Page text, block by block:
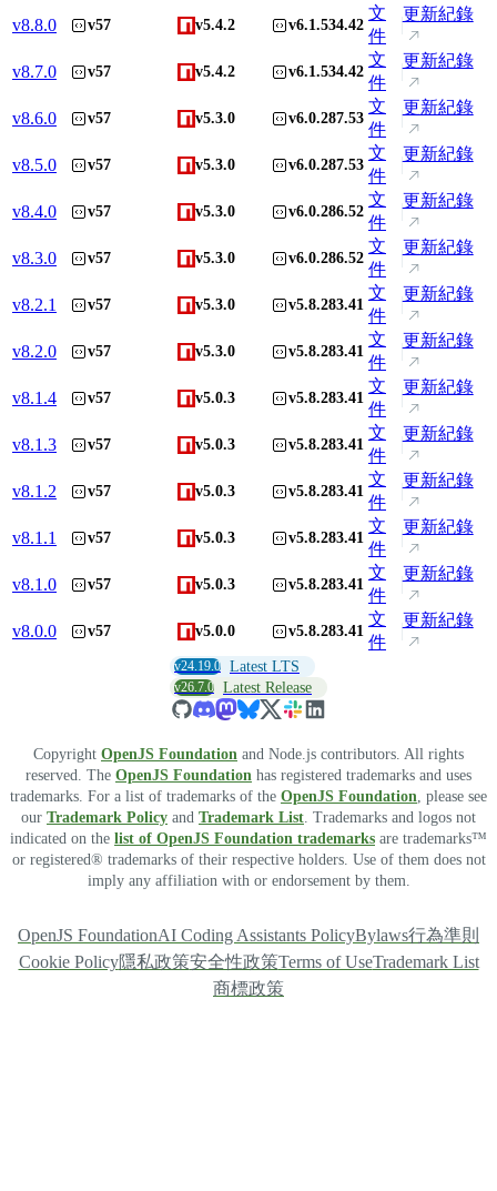
v8.8.0 v57 v5.4.2 v6.1.534.42
文
件
更新紀錄
v8.7.0 v57 v5.4.2 v6.1.534.42
文
件
更新紀錄
v8.6.0 v57 v5.3.0 v6.0.287.53
文
件
更新紀錄
v8.5.0 v57 v5.3.0 v6.0.287.53
文
件
更新紀錄
v8.4.0 v57 v5.3.0 v6.0.286.52
文
件
更新紀錄
v8.3.0 v57 v5.3.0 v6.0.286.52
文
件
更新紀錄
v8.2.1 v57 v5.3.0 v5.8.283.41
文
件
更新紀錄
v8.2.0 v57 v5.3.0 v5.8.283.41
文
件
更新紀錄
v8.1.4 v57 v5.0.3 v5.8.283.41
文
件
更新紀錄
v8.1.3 v57 v5.0.3 v5.8.283.41
文
件
更新紀錄
v8.1.2 v57 v5.0.3 v5.8.283.41
文
件
更新紀錄
v8.1.1 v57 v5.0.3 v5.8.283.41
文
件
更新紀錄
v8.1.0 v57 v5.0.3 v5.8.283.41
文
件
更新紀錄
v8.0.0 v57 v5.0.0 v5.8.283.41
文
件
更新紀錄
v24.19.0 Latest LTS
v26.7.0 Latest Release
Copyright OpenJS Foundation and Node.js contributors. All rights
reserved. The OpenJS Foundation has registered trademarks and uses
trademarks. For a list of trademarks of the OpenJS Foundation , please see
our Trademark Policy and Trademark List . Trademarks and logos not
indicated on the list of OpenJS Foundation trademarks are trademarks™
or registered® trademarks of their respective holders. Use of them does not
imply any affiliation with or endorsement by them.
OpenJS FoundationAI Coding Assistants PolicyBylaws行為準則
Cookie Policy隱私政策安全性政策Terms of UseTrademark List
商標政策